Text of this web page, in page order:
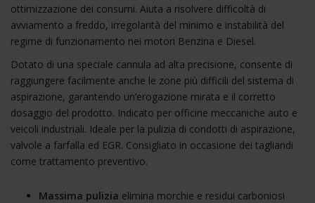
ottimizzazione dei consumi. Aiuta a risolvere difficoltà di
avviamento a freddo, irregolarità del minimo e instabilità del
regime di funzionamento nei motori Benzina e Diesel.
Dotato di una speciale cannula ad alta precisione, consente di
raggiungere facilmente anche le zone più difficili del sistema di
aspirazione, garantendo un’erogazione mirata e il corretto
dosaggio del prodotto. Indicato per officine meccaniche auto e
veicoli industriali. Ideale per la pulizia di condotti di aspirazione,
valvole a farfalla ed EGR. Consigliato in occasione dei tagliandi
come trattamento preventivo.
Massima pulizia elimina morchie e residui carboniosi